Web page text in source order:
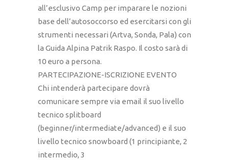
all’esclusivo Camp per imparare le nozioni
base dell’autosoccorso ed esercitarsi con gli
strumenti necessari (Artva, Sonda, Pala) con
la Guida Alpina Patrik Raspo. Il costo sarà di
10 euro a persona.
PARTECIPAZIONE-ISCRIZIONE EVENTO
Chi intenderà partecipare dovrà
comunicare sempre via email il suo livello
tecnico splitboard
(beginner/intermediate/advanced) e il suo
livello tecnico snowboard (1 principiante, 2
intermedio, 3